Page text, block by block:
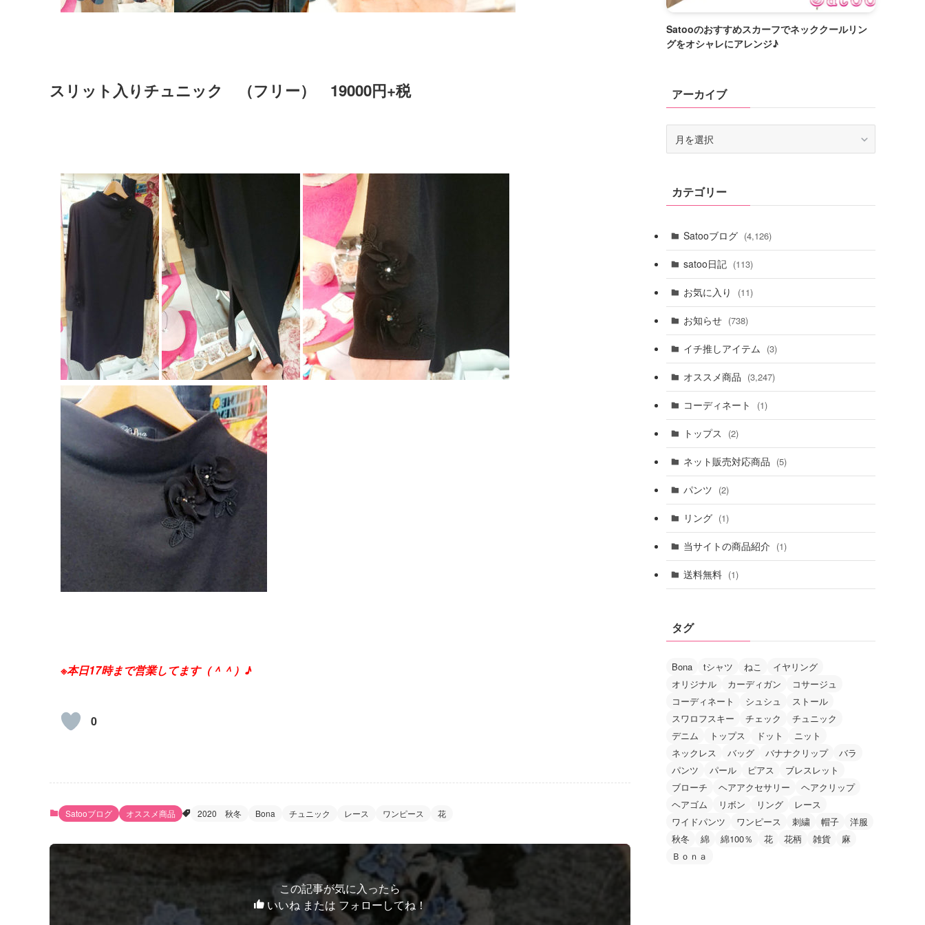
スリット入りチュニック （フリー） 19000円+税
※本日17時まで営業してます（＾＾）♪
0
Satooブログ オススメ商品 2020 秋冬 Bona チュニック レース ワンピース 花
この記事が気に入ったら
いいね または フォローしてね！
Satooのおすすめスカーフでネッククールリン
グをオシャレにアレンジ♪
アーカイブ
ブカテゴリー
Satooブログ (4,126)
satoo日記 (113)
お気に入り (11)
お知らせ (738)
イチ推しアイテム (3)
オススメ商品 (3,247)
コーディネート (1)
トップス (2)
ネット販売対応商品 (5)
パンツ (2)
リング (1)
当サイトの商品紹介 (1)
送料無料 (1)
タグ
Bona tシャツ ねこ
イヤリング
オリジナル
カーディガン
コサージュ
コーディネート
シュシュ
ストール
スワロフスキー
チェック
チュニック
デニム
トップス ドット
ニット
ネックレス
バッグ バナナクリップ
バラ
パンツ
パール ピアス
ブレスレット
ブローチ
ヘアアクセサリー
ヘアクリップ
ヘアゴム
リボン リング
レース
ワイドパンツ
ワンピース 刺繍 帽子
洋服
秋冬
綿 綿100％ 花 花柄 雑貨
麻
Ｂｏｎａ